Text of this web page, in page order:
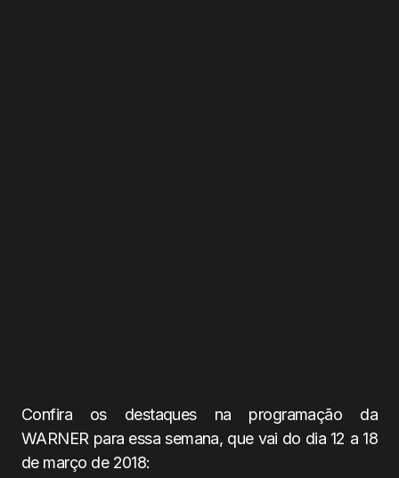
Confira os destaques na programação da
WARNER para essa semana, que vai do dia 12 a 18
de março de 2018: